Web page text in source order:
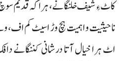
کاٹ ءِ شیف خلنگانے، ہرا کہ قدیم
نا حیثیت و اہمیت ہچ وڑ اسیٹ کم اف،